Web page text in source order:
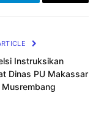
Instruksikan
Dinas PU Makassar
Musrembang